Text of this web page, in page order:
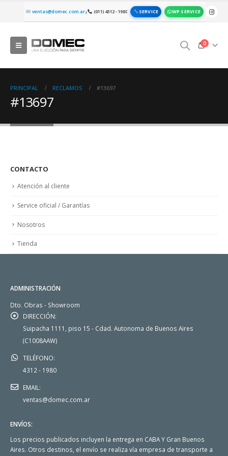
ventas@domec.com.ar| (011) 4312 - 1980 SERVICE WP SERVICE
0
PRINCIPAL RECLAMOS #13697
#13697
CONTACTO
Atención al cliente
Service oficial / Garantías
Nosotros
Tienda
ADMINISTRACIÓN
Dto. Obras - Showroom
DIRECCIÓN:
Suipacha 1111, piso 15 - Cdad. Autonoma de Buenos Aires
(C1008AAW)
TELÉFONO:
4312 - 1980
EMAIL:
ventas@domec.com.ar
ENVÍOS:
Los precios publicados incluyen la entrega en CABA Y Gran Buenos
Aires. Otros destinos, el envío se realiza vía empresa de transporte a